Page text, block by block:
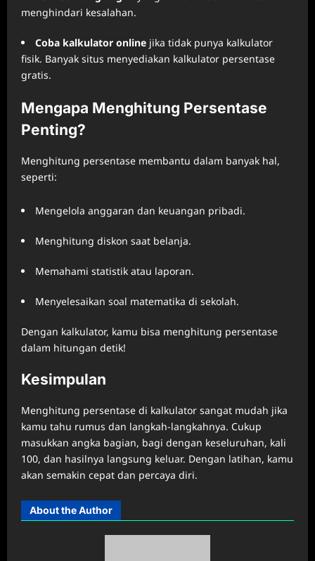
menghindari kesalahan.
Coba kalkulator online jika tidak punya kalkulator
fisik. Banyak situs menyediakan kalkulator persentase
gratis.
Mengapa Menghitung Persentase
Penting?
Menghitung persentase membantu dalam banyak hal,
seperti:
Mengelola anggaran dan keuangan pribadi.
Menghitung diskon saat belanja.
Memahami statistik atau laporan.
Menyelesaikan soal matematika di sekolah.
Dengan kalkulator, kamu bisa menghitung persentase
dalam hitungan detik!
Kesimpulan
Menghitung persentase di kalkulator sangat mudah jika
kamu tahu rumus dan langkah-langkahnya. Cukup
masukkan angka bagian, bagi dengan keseluruhan, kali
100, dan hasilnya langsung keluar. Dengan latihan, kamu
akan semakin cepat dan percaya diri.
About the Author